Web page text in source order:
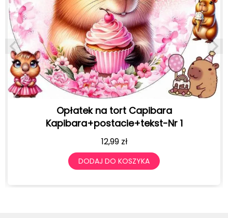
BALONY URODZINOWE Z
SZTUK 30 CM
DODAJ DO KOSZYKA